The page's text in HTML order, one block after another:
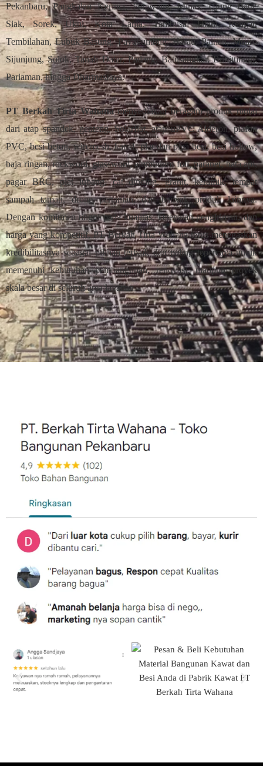
Pekanbaru, Pangkalan Kerinci, Perawang, Minas, Ujung Batu,
Siak, Sorek, Ukui, Kota Lama, Tambusai Utara, Rengat,
Tembilahan, Lubuk Basung, Payakumbuh, Harau, Painan, Muaro
Sijunjung, Solok, Tanah Datar, Padang, Batusangkar, Bukittinggi,
Pariaman, hingga Dharmasraya.
PT Berkah Tirta Wahanamenyediakan beragam produk mulai
dari atap spandek, genteng, Solarflat, atap uPVC Alderon, plafon
PVC, besi beton, wiremesh, kanal, plat dan pipa besi, besi hollow,
baja ringan, rockwool, glasswool, aluminium foil, paranet, bata api,
pagar BRC, plat lubang, cat dinding, granit, keramik, tempat
sampah taman, drone pertanian, dan banyak produk lainnya.
Dengan komitmen tinggi pada kualitas, ketepatan pengiriman, dan
harga yang kompetitif, PT Berkah Tirta Wahana terus menegaskan
kredibilitasnya sebagai pilihan terbaik dan paling tepercaya untuk
memenuhi kebutuhan pembangunan, renovasi, maupun proyek
skala besar di seluruh area layanan.